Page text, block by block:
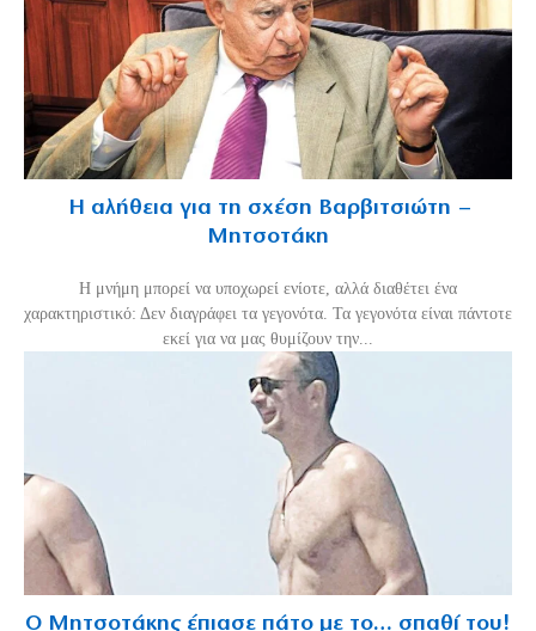
Η αλήθεια για τη σχέση Βαρβιτσιώτη –
Μητσοτάκη
H μνήμη μπορεί να υποχωρεί ενίοτε, αλλά διαθέτει ένα
χαρακτηριστικό: Δεν διαγράφει τα γεγονότα. Τα γεγονότα είναι πάντοτε
εκεί για να μας θυμίζουν την...
Ο Μητσοτάκης έπιασε πάτο με το… σπαθί του!